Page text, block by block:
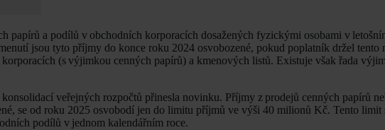
papírů a podílů v obchodních korporacích dosažených fyzickými osobami v
jsou tyto příjmy do konce roku 2024 osvobozené, pokud poplatník držel tento
(s výjimkou cenných papírů) a kmenových listů. Existuje však řada
veřejných rozpočtů přinesla novinku. Příjmy z prodejů cenných papírů
se od roku 2025 osvobodí jen do limitu příjmů ve výši 40 milionů Kč. Tento limit
podílů v jednom kalendářním roce.